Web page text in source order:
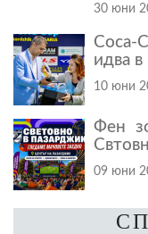
30 юни
Coca-
идва
10 юни
Фен
09 юни